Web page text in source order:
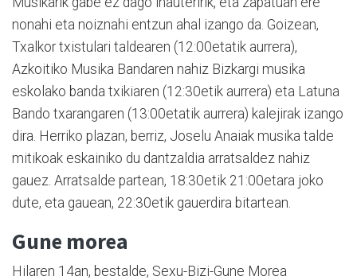
nonahi eta noiznahi entzun ahal izango da. Goizean,
Txalkor txistulari taldearen (12:00etatik aurrera),
Azkoitiko Musika Bandaren nahiz Bizkargi musika
eskolako banda txikiaren (12:30etik aurrera) eta Latuna
Bando txarangaren (13:00etatik aurrera) kalejirak izango
dira. Herriko plazan, berriz, Joselu Anaiak musika talde
mitikoak eskainiko du dantzaldia arratsaldez nahiz
gauez. Arratsalde partean, 18:30etik 21:00etara joko
dute, eta gauean, 22:30etik gauerdira bitartean.
Gune morea
Hilaren 14an, bestalde, Sexu-Bizi-Gune Morea